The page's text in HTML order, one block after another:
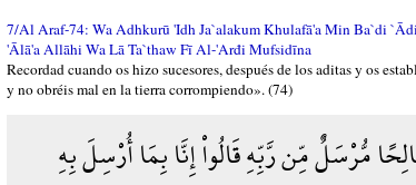
7/Al Araf-74: Wa Adhkurū 'Idh Ja`alakum Khulafā'a Min Ba`di
'Ālā'a Allāhi Wa Lā Ta`thaw Fī Al-'Arđi Mufsidīna
Recordad cuando os hizo sucesores, después de los aditas y os
y no obréis mal en la tierra corrompiendo». (74)
مُّرْسَلٌ مِّن رَّبِّهِ قَالُواْ إِنَّا بِمَا أُرْسِلَ بِهِ